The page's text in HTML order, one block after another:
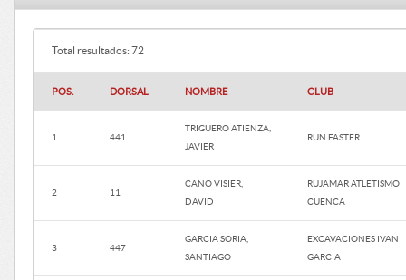
Total resultados: 72
POS. DORSAL NOMBRE CLUB
1 441
TRIGUERO ATIENZA,
JAVIER
RUN FASTER
2 11
CANO VISIER,
DAVID
RUJAMAR ATLETISMO
CUENCA
3 447
GARCIA SORIA,
SANTIAGO
EXCAVACIONES IVAN
GARCIA